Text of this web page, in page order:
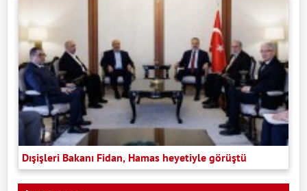
Dışişleri Bakanı Fidan, Hamas heyetiyle görüştü